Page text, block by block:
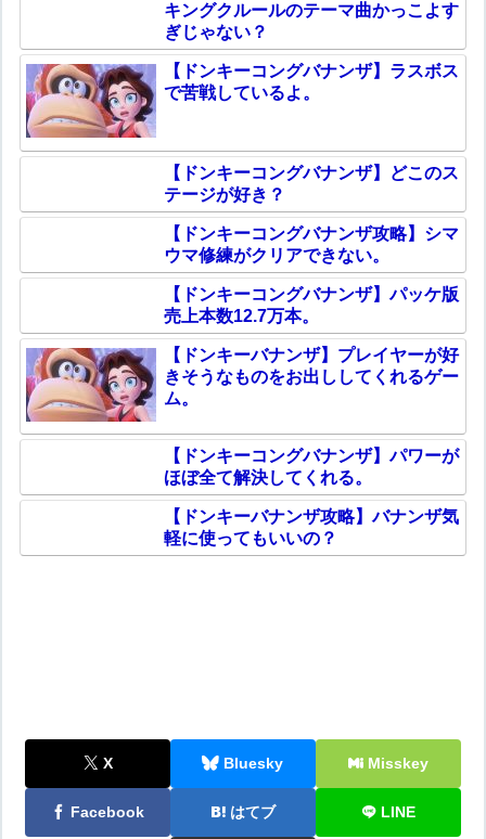
キングクルールのテーマ曲かっこよす
ぎじゃない？
【ドンキーコングバナンザ】ラスボス
で苦戦しているよ。
【ドンキーコングバナンザ】どこのス
テージが好き？
【ドンキーコングバナンザ攻略】シマ
ウマ修練がクリアできない。
【ドンキーコングバナンザ】パッケ版
売上本数12.7万本。
【ドンキーバナンザ】プレイヤーが好
きそうなものをお出ししてくれるゲー
ム。
【ドンキーコングバナンザ】パワーが
ほぼ全て解決してくれる。
【ドンキーバナンザ攻略】バナンザ気
軽に使ってもいいの？
X Bluesky Misskey
Facebook はてブ LINE